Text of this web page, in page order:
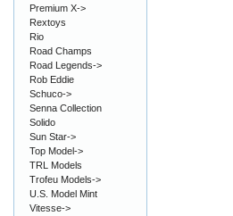
Premium X->
Rextoys
Rio
Road Champs
Road Legends->
Rob Eddie
Schuco->
Senna Collection
Solido
Sun Star->
Top Model->
TRL Models
Trofeu Models->
U.S. Model Mint
Vitesse->